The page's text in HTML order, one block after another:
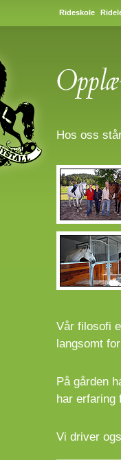
Rideskole
Hos oss
Vår filosofi
langsomt
På gården
har erfaring
Vi driver